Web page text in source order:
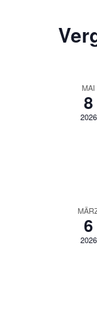
MAI
8
2026
6
2026